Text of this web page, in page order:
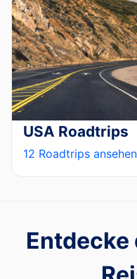
USA Roadtrips
12 Roadtrips ansehen